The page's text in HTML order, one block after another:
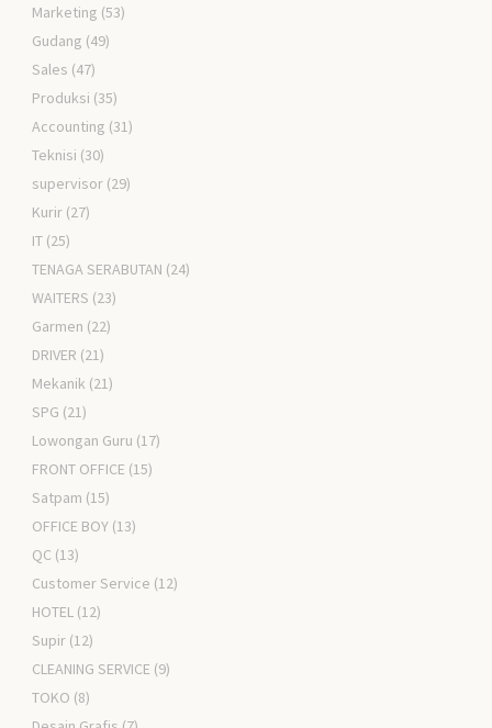
Marketing (53)
Gudang (49)
Sales (47)
Produksi (35)
Accounting (31)
Teknisi (30)
supervisor (29)
Kurir (27)
IT (25)
TENAGA SERABUTAN (24)
WAITERS (23)
Garmen (22)
DRIVER (21)
Mekanik (21)
SPG (21)
Lowongan Guru (17)
FRONT OFFICE (15)
Satpam (15)
OFFICE BOY (13)
QC (13)
Customer Service (12)
HOTEL (12)
Supir (12)
CLEANING SERVICE (9)
TOKO (8)